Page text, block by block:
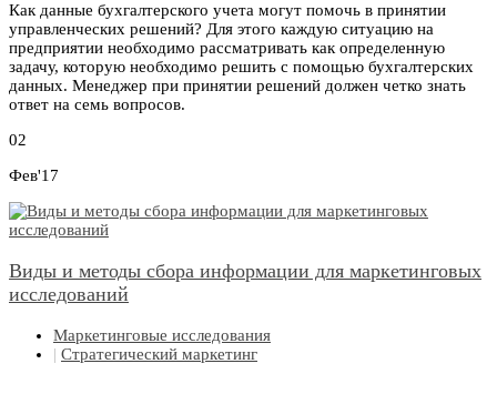
Как данные бухгалтерского учета могут помочь в принятии
управленческих решений? Для этого каждую ситуацию на
предприятии необходимо рассматривать как определенную
задачу, которую необходимо решить с помощью бухгалтерских
данных. Менеджер при принятии решений должен четко знать
ответ на семь вопросов.
02
Фев'17
Виды и методы сбора информации для маркетинговых
исследований
Маркетинговые исследования
| Стратегический маркетинг